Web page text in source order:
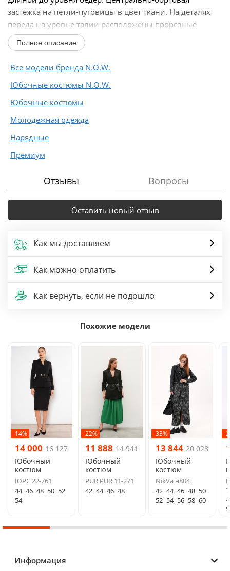
застежка на петли-пуговицы в цвет ткани. На деталях
переда на уровне талии расположены прорезные
карманы...
Полное описание
Все модели бренда N.O.W.
Юбочные костюмы N.O.W.
Юбочные костюмы
Молодежная одежда
Нарядные
Премиум
Отзывы Вопросы
Оставить новый отзыв
Как мы доставляем
Как можно оплатить
Как вернуть, если не подошло
Похожие модели
-14%
14 000 16 127
Юбочный
костюм
ЮРС 22-761
44 46 48 50 52
54
-22%
11 888 14 941
Юбочный
костюм
PUR PUR 11-271
42 44 46 48
-33%
13 844 20 028
Юбочный
костюм
NikVa н804
42 44 46 48 50
52 54 56 58 60
-
Информация